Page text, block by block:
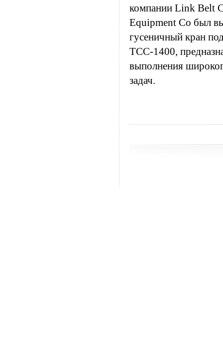
компании Link Belt
Equipment Co был
гусеничный кран
ТСС-1400,
выполнения
задач.